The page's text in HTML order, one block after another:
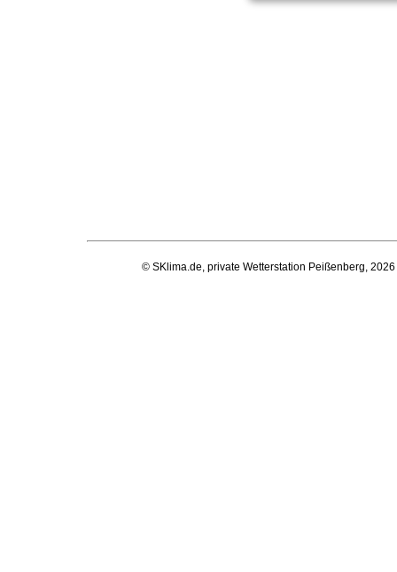
© SKlima.de, private Wetterstation Peißenberg,